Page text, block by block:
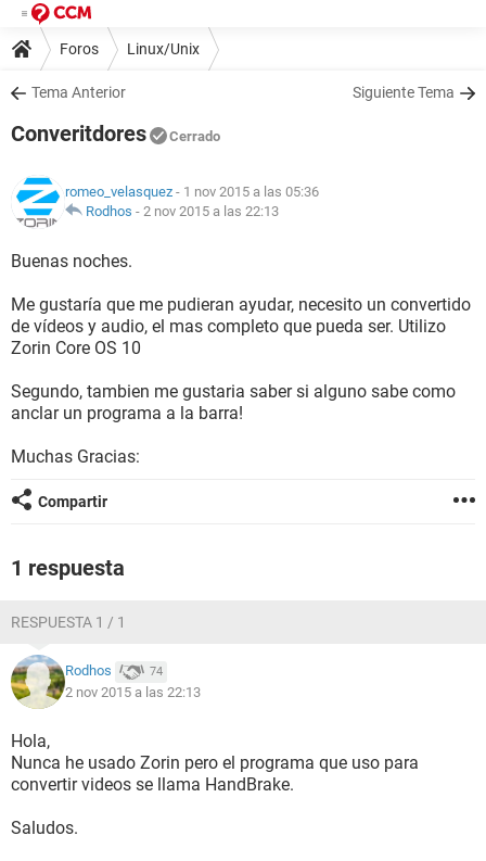
Foros Linux/Unix
Tema Anterior Siguiente Tema
Converitdores Cerrado
romeo_velasquez - 1 nov 2015 a las 05:36
Rodhos - 2 nov 2015 a las 22:13
Buenas noches.
Me gustaría que me pudieran ayudar, necesito un convertido
de vídeos y audio, el mas completo que pueda ser. Utilizo
Zorin Core OS 10
Segundo, tambien me gustaria saber si alguno sabe como
anclar un programa a la barra!
Muchas Gracias:
Compartir
1 respuesta
RESPUESTA 1 / 1
Rodhos 74
2 nov 2015 a las 22:13
Hola,
Nunca he usado Zorin pero el programa que uso para
convertir videos se llama HandBrake.
Saludos.